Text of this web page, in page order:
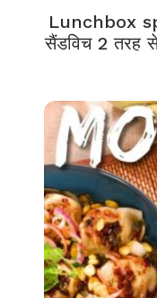
Lunchbox
सैंडविच 2 तरह